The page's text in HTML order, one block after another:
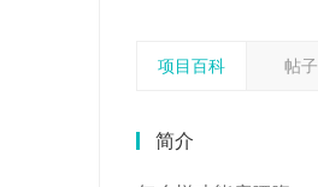
项目百科 帖子
简介